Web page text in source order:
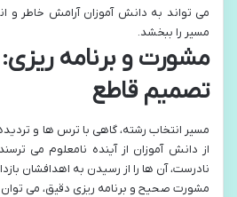
می تواند به دانش آموزان آرامش خاطر و
مسیر را ببخشد.
مشورت و برنامه ریزی:
تصمیم قاطع
مسیر انتخاب رشته، گاهی با ترس ها و
از دانش آموزان از آینده نامعلوم می
نادرست، آن ها را از رسیدن به اهدافشان
مشورت صحیح و برنامه ریزی دقیق، می توان